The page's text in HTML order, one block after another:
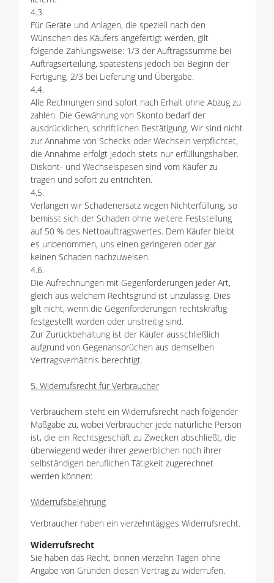
4.3.
Für Geräte und Anlagen, die speziell nach den
Wünschen des Käufers angefertigt werden, gilt
folgende Zahlungsweise: 1/3 der Auftragssumme bei
Auftragserteilung, spätestens jedoch bei Beginn der
Fertigung, 2/3 bei Lieferung und Übergabe.
4.4.
Alle Rechnungen sind sofort nach Erhalt ohne Abzug zu
zahlen. Die Gewährung von Skonto bedarf der
ausdrücklichen, schriftlichen Bestätigung. Wir sind nicht
zur Annahme von Schecks oder Wechseln verpflichtet,
die Annahme erfolgt jedoch stets nur erfüllungshalber.
Diskont- und Wechselspesen sind vom Käufer zu
tragen und sofort zu entrichten.
4.5.
Verlangen wir Schadenersatz wegen Nichterfüllung, so
bemisst sich der Schaden ohne weitere Feststellung
auf 50 % des Nettoauftragswertes. Dem Käufer bleibt
es unbenommen, uns einen geringeren oder gar
keinen Schaden nachzuweisen.
4.6.
Die Aufrechnungen mit Gegenforderungen jeder Art,
gleich aus welchem Rechtsgrund ist unzulässig. Dies
gilt nicht, wenn die Gegenforderungen rechtskräftig
festgestellt worden oder unstreitig sind.
Zur Zurückbehaltung ist der Käufer ausschließlich
aufgrund von Gegenansprüchen aus demselben
Vertragsverhältnis berechtigt.
5. Widerrufsrecht für Verbraucher
Verbrauchern steht ein Widerrufsrecht nach folgender
Maßgabe zu, wobei Verbraucher jede natürliche Person
ist, die ein Rechtsgeschäft zu Zwecken abschließt, die
überwiegend weder ihrer gewerblichen noch ihrer
selbständigen beruflichen Tätigkeit zugerechnet
werden können:
Widerrufsbelehrung
Verbraucher haben ein vierzehntägiges Widerrufsrecht.
Widerrufsrecht
Sie haben das Recht, binnen vierzehn Tagen ohne
Angabe von Gründen diesen Vertrag zu widerrufen.